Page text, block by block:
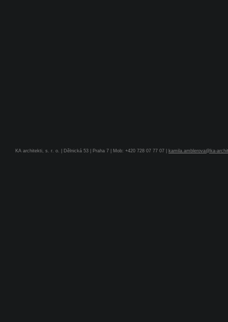
KA architekti, s. r. o. | Dělnická 53 | Praha 7 | Mob: +420 728 07 77 07 | kamila.amblerova@ka-